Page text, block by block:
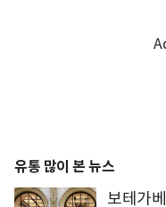
유통 많이 본 뉴스
보테가